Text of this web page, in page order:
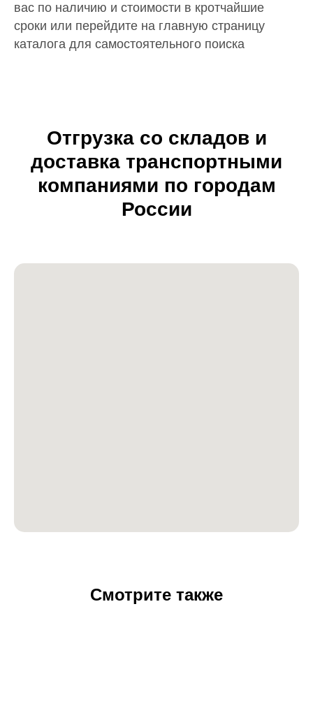
вас по наличию и стоимости в кротчайшие
сроки или перейдите на главную страницу
каталога для самостоятельного поиска
Отгрузка со складов и
доставка транспортными
компаниями по городам
России
Смотрите также